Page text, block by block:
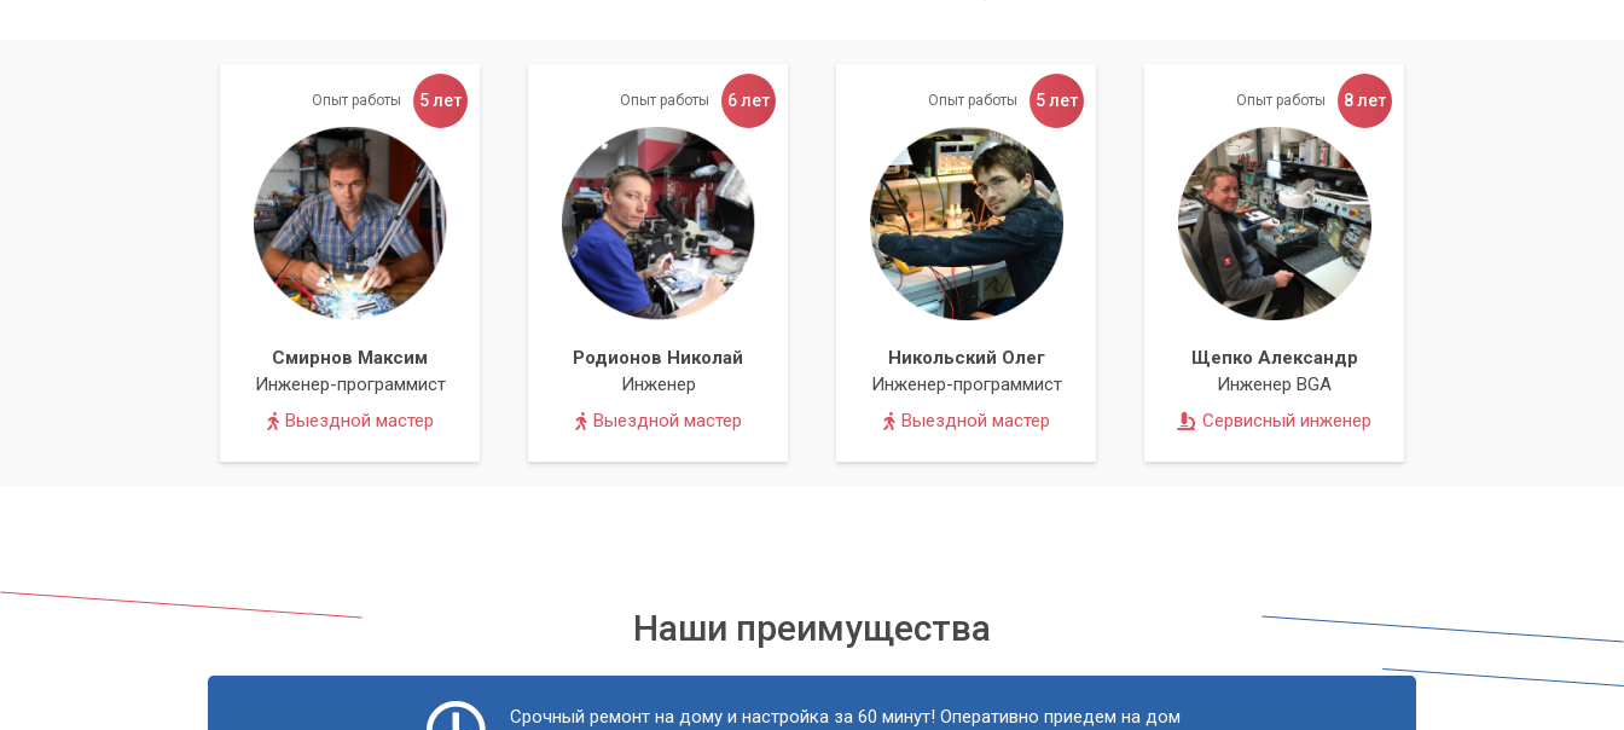
Опыт работы 5 лет
Смирнов Максим
Инженер-программист
Выездной мастер
Опыт работы 6 лет
Родионов Николай
Инженер
Выездной мастер
Опыт работы 5 лет
Никольский Олег
Инженер-программист
Выездной мастер
Опыт работы 8 лет
Щепко Александр
Инженер BGA
Сервисный инженер
Наши преимущества
Срочный ремонт на дому и настройка за 60 минут! Оперативно приедем на дом